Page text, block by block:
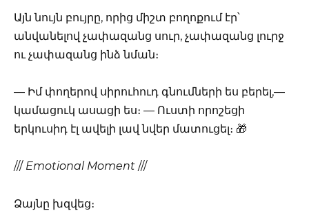
Այն նույն բույրը, որից միշտ բողոքում էր՝
անվանելով չափազանց սուր, չափազանց լուրջ
ու չափազանց ինձ նման։
— Իմ փողերով սիրուհուդ գնումների ես բերել,—
կամացուկ ասացի ես։ — Ուստի որոշեցի
երկուսիդ էլ ավելի լավ նվեր մատուցել։ 🎁
/// Emotional Moment ///
Ձայնը խզվեց։